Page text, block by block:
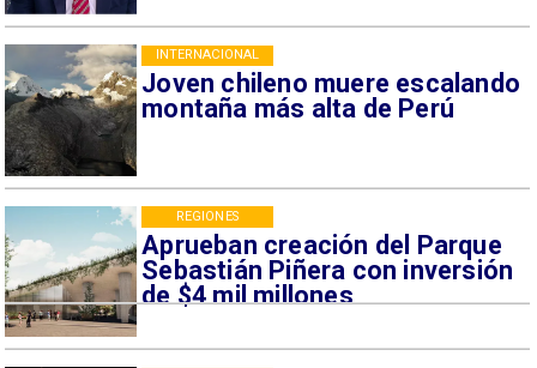
Joven chileno muere escalando
montaña más alta de Perú
INTERNACIONAL
Aprueban creación del Parque
Sebastián Piñera con inversión
de $4 mil millones
REGIONES